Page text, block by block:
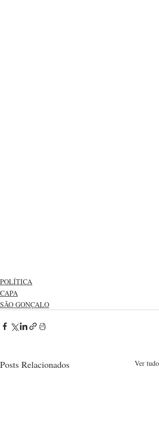
POLÍTICA
CAPA
SÃO GONÇALO
Posts Relacionados Ver tudo